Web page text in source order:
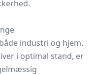
industri og hjem.
i optimal stand, er